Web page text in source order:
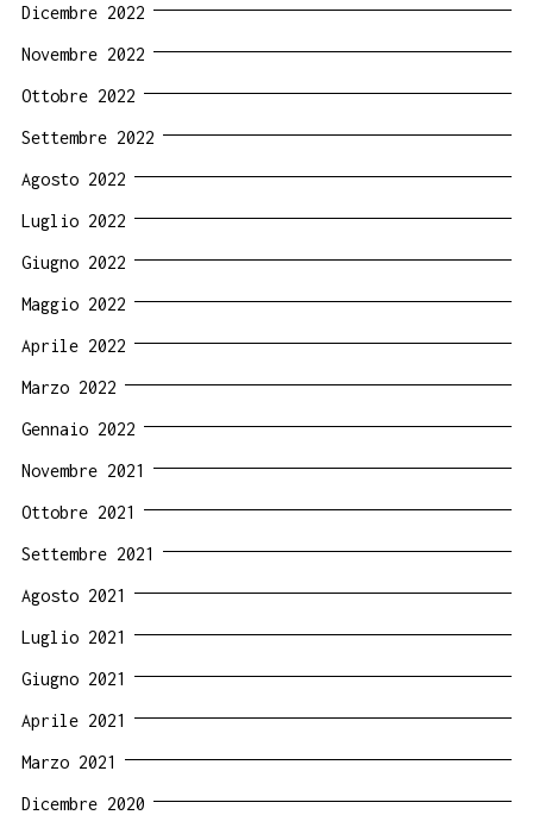
Dicembre 2022
Novembre 2022
Ottobre 2022
Settembre 2022
Agosto 2022
Luglio 2022
Giugno 2022
Maggio 2022
Aprile 2022
Marzo 2022
Gennaio 2022
Novembre 2021
Ottobre 2021
Settembre 2021
Agosto 2021
Luglio 2021
Giugno 2021
Aprile 2021
Marzo 2021
Dicembre 2020